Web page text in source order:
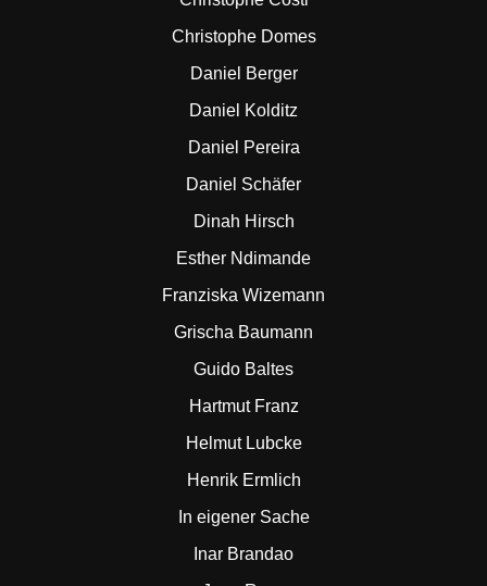
Christophe Domes
Daniel Berger
Daniel Kolditz
Daniel Pereira
Daniel Schäfer
Dinah Hirsch
Esther Ndimande
Franziska Wizemann
Grischa Baumann
Guido Baltes
Hartmut Franz
Helmut Lubcke
Henrik Ermlich
In eigener Sache
Inar Brandao